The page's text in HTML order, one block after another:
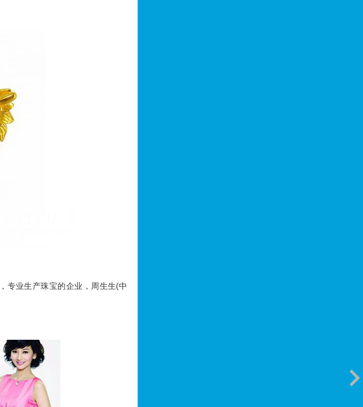
专业生产珠宝的企业，周生生(中